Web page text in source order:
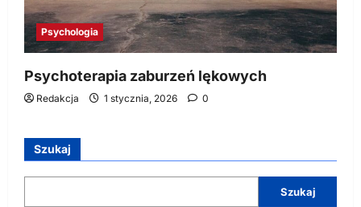
Psychologia
Psychoterapia zaburzeń lękowych
Redakcja 1 stycznia, 2026 0
Szukaj
Szukaj